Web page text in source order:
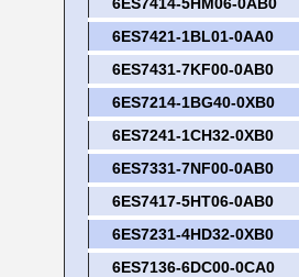
6ES7421-1BL01-0AA0
6ES7431-7KF00-0AB0
6ES7214-1BG40-0XB0
6ES7241-1CH32-0XB0
6ES7331-7NF00-0AB0
6ES7417-5HT06-0AB0
6ES7231-4HD32-0XB0
6ES7136-6DC00-0CA0